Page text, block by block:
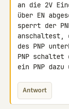
an die 2V
über EN
sperrt der
anschaltest,
des PNP
PNP schaltet
ein PNP
Antwort